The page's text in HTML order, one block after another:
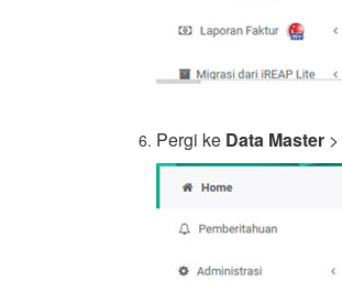
Pergi ke Data Master >